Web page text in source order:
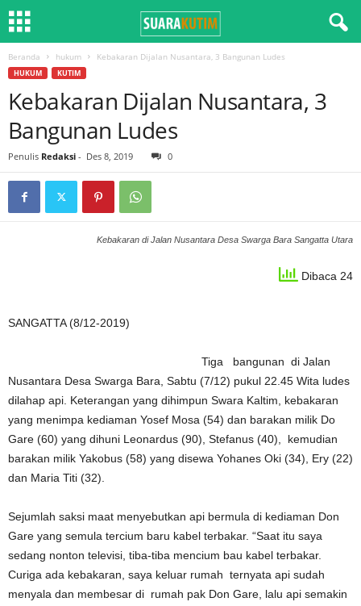
Beranda hukum Kebakaran Dijalan Nusantara, 3 Bangunan Ludes
HUKUM KUTIM
Kebakaran Dijalan Nusantara, 3
Bangunan Ludes
Penulis Redaksi - Des 8, 2019 0
Kebakaran di Jalan Nusantara Desa Swarga Bara Sangatta Utara
Dibaca 24
SANGATTA (8/12-2019)
Tiga bangunan di Jalan
Nusantara Desa Swarga Bara, Sabtu (7/12) pukul 22.45 Wita ludes
dilahap api. Keterangan yang dihimpun Swara Kaltim, kebakaran
yang menimpa kediaman Yosef Mosa (54) dan barakan milik Do
Gare (60) yang dihuni Leonardus (90), Stefanus (40), kemudian
barakan milik Yakobus (58) yang disewa Yohanes Oki (34), Ery (22)
dan Maria Titi (32).
Sejumlah saksi maat menyebutkan api bermula di kediaman Don
Gare yang semula tercium baru kabel terbakar. “Saat itu saya
sedang nonton televisi, tiba-tiba mencium bau kabel terbakar.
Curiga ada kebakaran, saya keluar rumah ternyata api sudah
menyala dan membesar di rumah pak Don Gare, lalu api semakin